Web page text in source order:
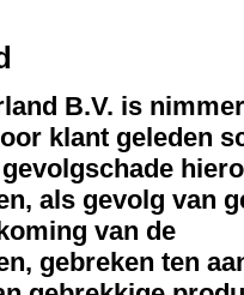
B.V. is nimmer
klant geleden
als gevolg van
van de
gebreken ten